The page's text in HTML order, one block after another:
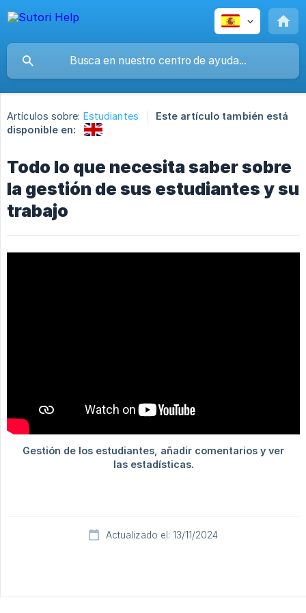
Artículos sobre: Estudiantes
Este artículo también está
disponible en:
Todo lo que necesita saber sobre
la gestión de sus estudiantes y su
trabajo
Actualizado el: 13/11/2024